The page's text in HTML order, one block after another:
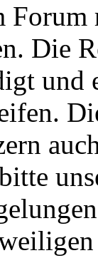
Die
und